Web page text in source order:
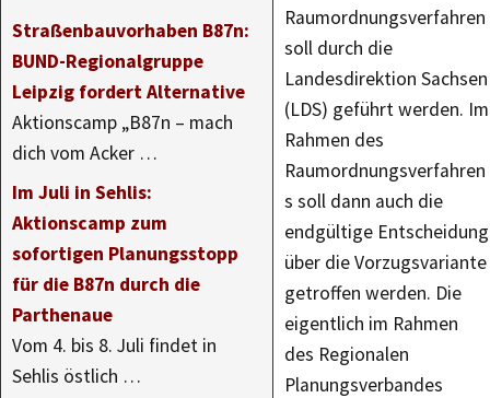
Straßenbauvorhaben B87n:
BUND-Regionalgruppe
Leipzig fordert Alternative
Aktionscamp „B87n – mach
dich vom Acker …
Im Juli in Sehlis:
Aktionscamp zum
sofortigen Planungsstopp
für die B87n durch die
Parthenaue
Vom 4. bis 8. Juli findet in
Sehlis östlich …
Raumordnungsverfahren
soll durch die
Landesdirektion Sachsen
(LDS) geführt werden. Im
Rahmen des
Raumordnungsverfahren
s soll dann auch die
endgültige Entscheidung
über die Vorzugsvariante
getroffen werden. Die
eigentlich im Rahmen
des Regionalen
Planungsverbandes